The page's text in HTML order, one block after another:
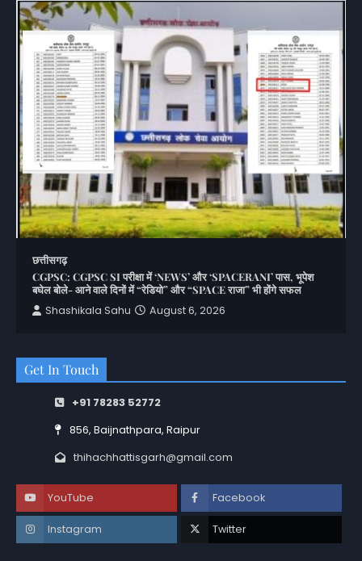
छत्तीसगढ़
CGPSC: CGPSC SI परीक्षा में ‘NEWS’ और ‘SPACERANI’ पास, भूपेश
बघेल बोले- आने वाले दिनों में “रेडियो” और “SPACE राजा” भी होंगे सफल
Shashikala Sahu
August 6, 2026
Get In Touch
+91 78283 52772
856, Baijnathpara, Raipur
thihachhattisgarh@gmail.com
YouTube Facebook
Instagram Twitter